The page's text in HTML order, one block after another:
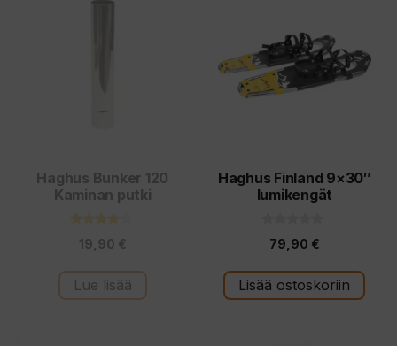
Haghus Bunker 120
Kaminan putki
5:stä
19,90 €
Lue lisää
Haghus Finland 9×30″
lumikengät
s
t
ä
79,90 €
Lisää ostoskoriin